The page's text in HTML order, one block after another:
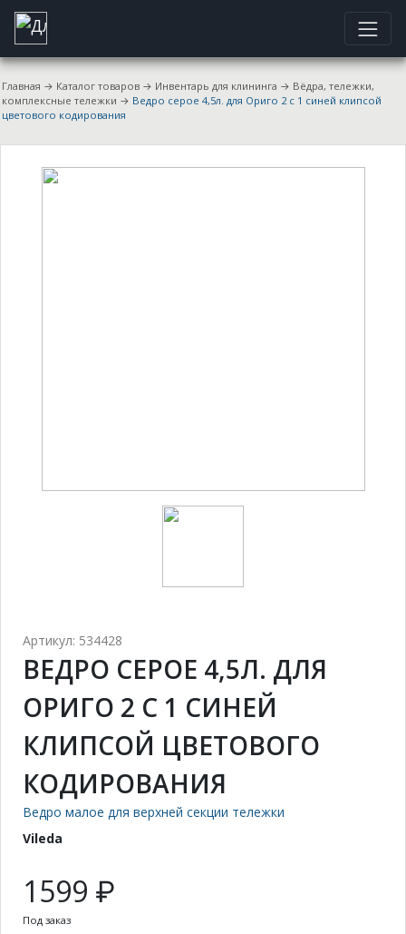
Главная → Каталог товаров → Инвентарь для клининга → Вёдра, тележки,
комплексные тележки → Ведро серое 4,5л. для Ориго 2 с 1 синей клипсой
цветового кодирования
Артикул: 534428
ВЕДРО СЕРОЕ 4,5Л. ДЛЯ
ОРИГО 2 С 1 СИНЕЙ
КЛИПСОЙ ЦВЕТОВОГО
КОДИРОВАНИЯ
Ведро малое для верхней секции тележки
Vileda
1599 ₽
Под заказ